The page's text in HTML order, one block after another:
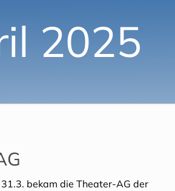
2025
bekam die Theater-AG der